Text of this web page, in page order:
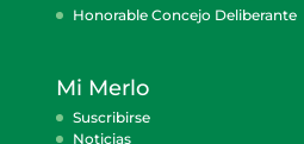
Honorable Concejo Deliberante
Mi Merlo
Suscribirse
Noticias